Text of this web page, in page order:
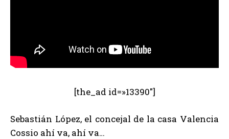
[the_ad id=»13390″]
Sebastián López, el concejal de la casa Valencia
Cossio ahí va, ahí va…